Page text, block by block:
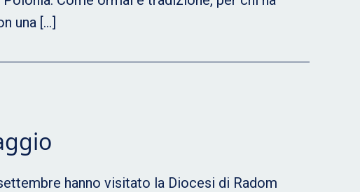
una […]
hanno visitato la Diocesi di Radom